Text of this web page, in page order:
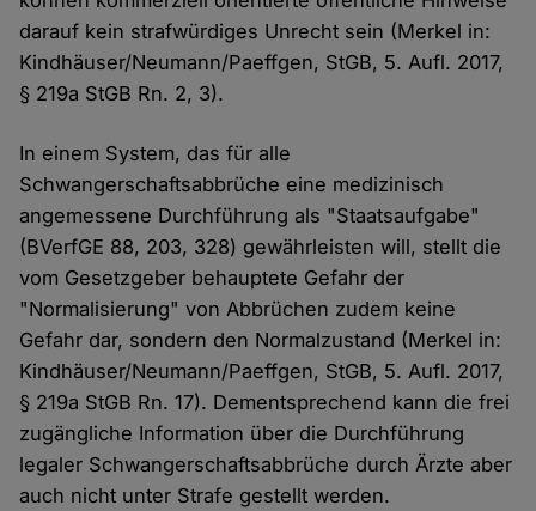
darauf kein strafwürdiges Unrecht sein (Merkel in:
Kindhäuser/Neumann/Paeffgen, StGB, 5. Aufl. 2017,
§ 219a StGB Rn. 2, 3).
In einem System, das für alle
Schwangerschaftsabbrüche eine medizinisch
angemessene Durchführung als "Staatsaufgabe"
(BVerfGE 88, 203, 328) gewährleisten will, stellt die
vom Gesetzgeber behauptete Gefahr der
"Normalisierung" von Abbrüchen zudem keine
Gefahr dar, sondern den Normalzustand (Merkel in:
Kindhäuser/Neumann/Paeffgen, StGB, 5. Aufl. 2017,
§ 219a StGB Rn. 17). Dementsprechend kann die frei
zugängliche Information über die Durchführung
legaler Schwangerschaftsabbrüche durch Ärzte aber
auch nicht unter Strafe gestellt werden.